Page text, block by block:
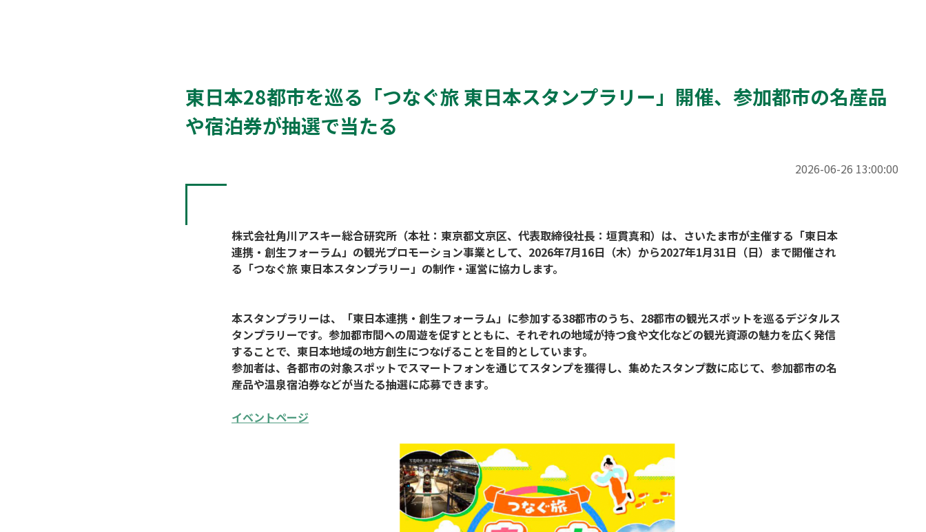
東日本28都市を巡る「つなぐ旅 東日本スタンプラリー」開催、参加都市の名産品
や宿泊券が抽選で当たる
2026-06-26 13:00:00
株式会社角川アスキー総合研究所（本社：東京都文京区、代表取締役社長：垣貫真和）は、さいたま市が主催する「東日本
連携・創生フォーラム」の観光プロモーション事業として、2026年7月16日（木）から2027年1月31日（日）まで開催され
る「つなぐ旅 東日本スタンプラリー」の制作・運営に協力します。
本スタンプラリーは、「東日本連携・創生フォーラム」に参加する38都市のうち、28都市の観光スポットを巡るデジタルス
タンプラリーです。参加都市間への周遊を促すとともに、それぞれの地域が持つ食や文化などの観光資源の魅力を広く発信
することで、東日本地域の地方創生につなげることを目的としています。
参加者は、各都市の対象スポットでスマートフォンを通じてスタンプを獲得し、集めたスタンプ数に応じて、参加都市の名
産品や温泉宿泊券などが当たる抽選に応募できます。
イベントページ